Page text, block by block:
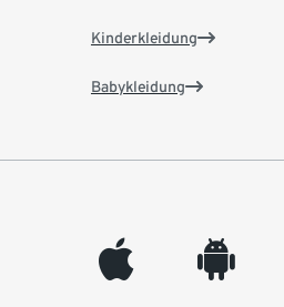
Kinderkleidung
Babykleidung
appleinc android